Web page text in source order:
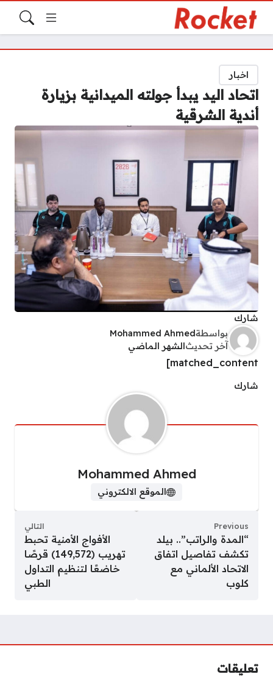
اخبار
اتحاد اليد يبدأ جولته الميدانية بزيارة
أندية الشرقية
شارك
بواسطةMohammed Ahmed
آخر تحديثالشهر الماضي
matched_content]
شارك
Mohammed Ahmed
الموقع الالكتروني
Previous
“المدة والراتب”.. بيلد
تكشف تفاصيل اتفاق
الاتحاد الألماني مع
كلوب
التالي
الأفواج الأمنية تحبط
تهريب (149,572) قرصًا
خاضعًا لتنظيم التداول
الطبي
تعليقات